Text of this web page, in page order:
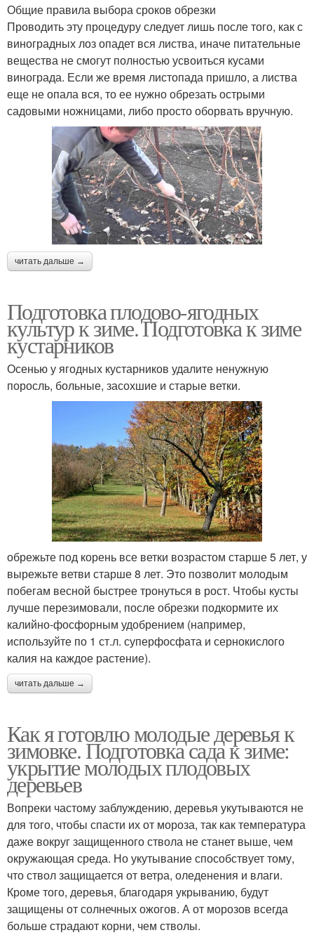
Общие правила выбора сроков обрезки
Проводить эту процедуру следует лишь после того, как с
виноградных лоз опадет вся листва, иначе питательные
вещества не смогут полностью усвоиться кусами
винограда. Если же время листопада пришло, а листва
еще не опала вся, то ее нужно обрезать острыми
садовыми ножницами, либо просто оборвать вручную.
читать дальше →
Подготовка плодово-ягодных
культур к зиме. Подготовка к зиме
кустарников
Осенью у ягодных кустарников удалите ненужную
поросль, больные, засохшие и старые ветки.
обрежьте под корень все ветки возрастом старше 5 лет, у
вырежьте ветви старше 8 лет. Это позволит молодым
побегам весной быстрее тронуться в рост. Чтобы кусты
лучше перезимовали, после обрезки подкормите их
калийно-фосфорным удобрением (например,
используйте по 1 ст.л. суперфосфата и сернокислого
калия на каждое растение).
читать дальше →
Как я готовлю молодые деревья к
зимовке. Подготовка сада к зиме:
укрытие молодых плодовых
деревьев
Вопреки частому заблуждению, деревья укутываются не
для того, чтобы спасти их от мороза, так как температура
даже вокруг защищенного ствола не станет выше, чем
окружающая среда. Но укутывание способствует тому,
что ствол защищается от ветра, оледенения и влаги.
Кроме того, деревья, благодаря укрыванию, будут
защищены от солнечных ожогов. А от морозов всегда
больше страдают корни, чем стволы.